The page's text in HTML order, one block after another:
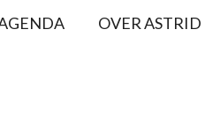
OVER ASTRID